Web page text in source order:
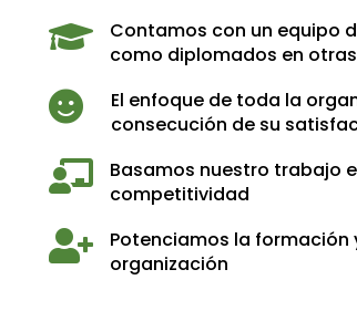

Contamos con un equipo
como diplomados en

El enfoque de toda la
consecución de su

Basamos nuestro trabajo
competitividad

Potenciamos la
organización